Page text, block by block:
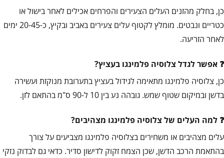
כן, בחלק מהזנים העלים הצעירים והפרחים אכילים לאחר בישול או
כטריים ונבטים. מומלץ לקטוף עלים צעירים באביב ובקיץ, כ-20-45 ימים
לאחר הזריעה.
אפשר לגדל צלוסיה פלמינגו בעציץ?
כן, צלוסיה פלמינגו מתאימה לגידול בעציץ בתערובת מנוקזת ועשירה
בדשן ובמיקום שטוף שמש. גובהה נע בין 10 ל-90 ס"מ בהתאם לזן.
למה העלים של צלוסיה פלמינגו מצהיבים?
עלים מצהיבים או משחירים בצלוסיה פלמינגו מצביעים על צורך
בהתאמת הרכב הדשן, שכן הצמח זקוק לדישון סדיר. כדאי גם לבדוק נזקי